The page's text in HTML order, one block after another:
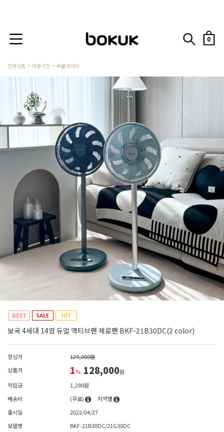
0
전체상품 여름가전 써큘레이터
보국 4세대 14엽 듀얼 액티브팬 제로팬 BKF-21B30DC(2 color)
정상가
129,000원
상품가
1% 128,000원
적립금
1,280원
배송비
(무료)
지역별
출시일
2022/04/27
모델명
BKF-21B30DC/21G30DC